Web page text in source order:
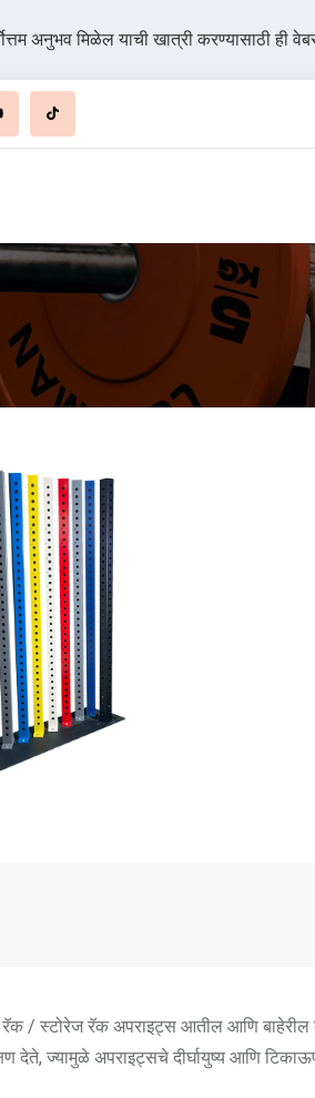
अनुभव मिळेल याची खात्री करण्यासाठी ही
/ स्टोरेज रॅक अपराइट्स आतील आणि बाहेरील
देते, ज्यामुळे अपराइट्सचे दीर्घायुष्य आणि